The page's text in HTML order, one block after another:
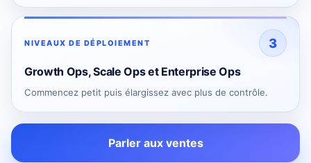
NIVEAUX DE DÉPLOIEMENT 3
Growth Ops, Scale Ops et Enterprise Ops
Commencez petit puis élargissez avec plus de contrôle.
Parler aux ventes